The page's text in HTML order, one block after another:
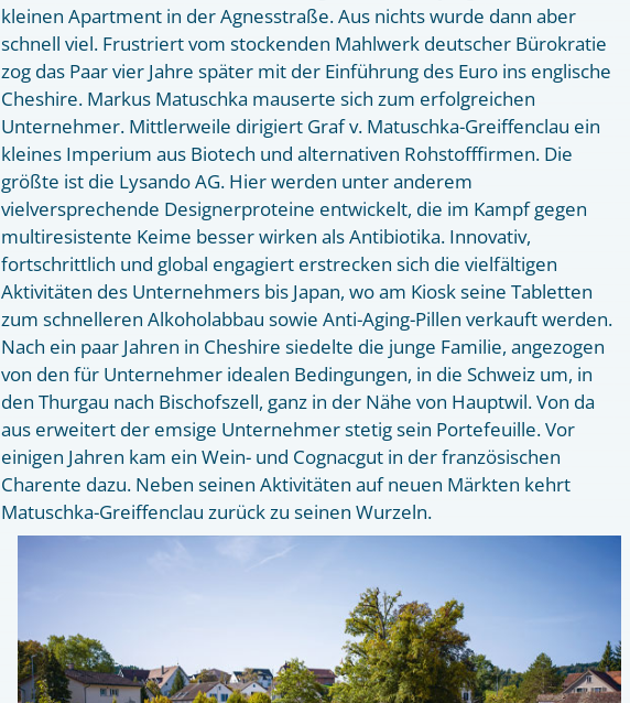
kleinen Apartment in der Agnesstraße. Aus nichts wurde dann aber
schnell viel. Frustriert vom stockenden Mahlwerk deutscher Bürokratie
zog das Paar vier Jahre später mit der Einführung des Euro ins englische
Cheshire. Markus Matuschka mauserte sich zum erfolgreichen
Unternehmer. Mittlerweile dirigiert Graf v. Matuschka-Greiffenclau ein
kleines Imperium aus Biotech und alternativen Rohstofffirmen. Die
größte ist die Lysando AG. Hier werden unter anderem
vielversprechende Designerproteine entwickelt, die im Kampf gegen
multiresistente Keime besser wirken als Antibiotika. Innovativ,
fortschrittlich und global engagiert erstrecken sich die vielfältigen
Aktivitäten des Unternehmers bis Japan, wo am Kiosk seine Tabletten
zum schnelleren Alkoholabbau sowie Anti-Aging-Pillen verkauft werden.
Nach ein paar Jahren in Cheshire siedelte die junge Familie, angezogen
von den für Unternehmer idealen Bedingungen, in die Schweiz um, in
den Thurgau nach Bischofszell, ganz in der Nähe von Hauptwil. Von da
aus erweitert der emsige Unternehmer stetig sein Portefeuille. Vor
einigen Jahren kam ein Wein- und Cognacgut in der französischen
Charente dazu. Neben seinen Aktivitäten auf neuen Märkten kehrt
Matuschka-Greiffenclau zurück zu seinen Wurzeln.